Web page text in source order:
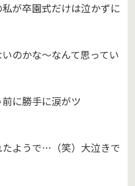
が卒園式だけは泣かずに
のかな～なんて思ってい
に勝手に涙がツ
ようで…（笑）大泣きで